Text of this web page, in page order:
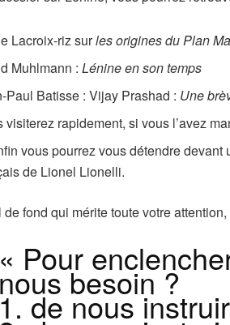
Lacroix-riz surles origines du Plan
Muhlmann :Lénine en son temps
Paul Batisse : Vijay Prashad : Une
visiterez rapidement, si vous l’avez
vous pourrez vous détendre
de Lionel Lionelli.
de fond qui mérite toute votre
« Pour
nous besoin ?
1. de nous